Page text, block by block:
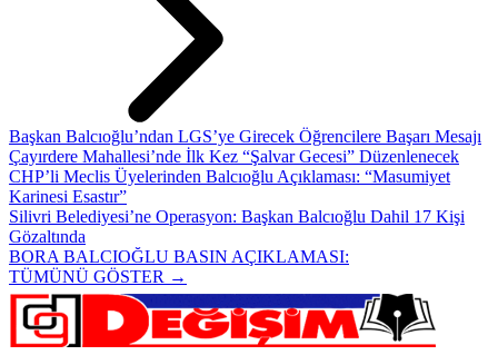
Başkan Balcıoğlu’ndan LGS’ye Girecek Öğrencilere Başarı Mesajı
Çayırdere Mahallesi’nde İlk Kez “Şalvar Gecesi” Düzenlenecek
CHP’li Meclis Üyelerinden Balcıoğlu Açıklaması: “Masumiyet
Karinesi Esastır”
Silivri Belediyesi’ne Operasyon: Başkan Balcıoğlu Dahil 17 Kişi
Gözaltında
BORA BALCIOĞLU BASIN AÇIKLAMASI:
TÜMÜNÜ GÖSTER →